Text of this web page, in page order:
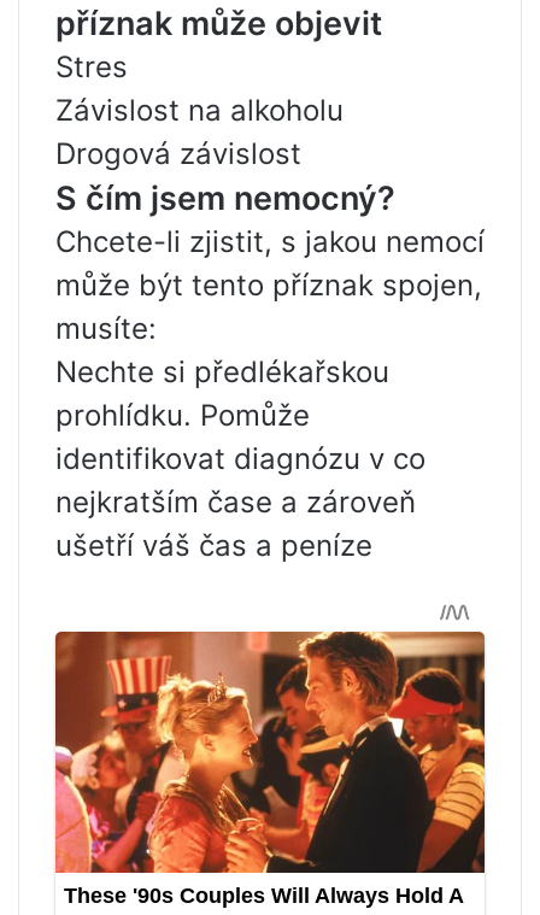
příznak může objevit
Stres
Závislost na alkoholu
Drogová závislost
S čím jsem nemocný?
Chcete-li zjistit, s jakou nemocí
může být tento příznak spojen,
musíte:
Nechte si předlékařskou
prohlídku. Pomůže
identifikovat diagnózu v co
nejkratším čase a zároveň
ušetří váš čas a peníze